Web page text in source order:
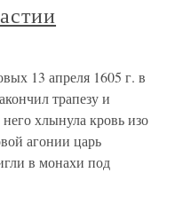
13 апреля 1605 г. в
трапезу и
хлынула кровь изо
агонии царь
в монахи под